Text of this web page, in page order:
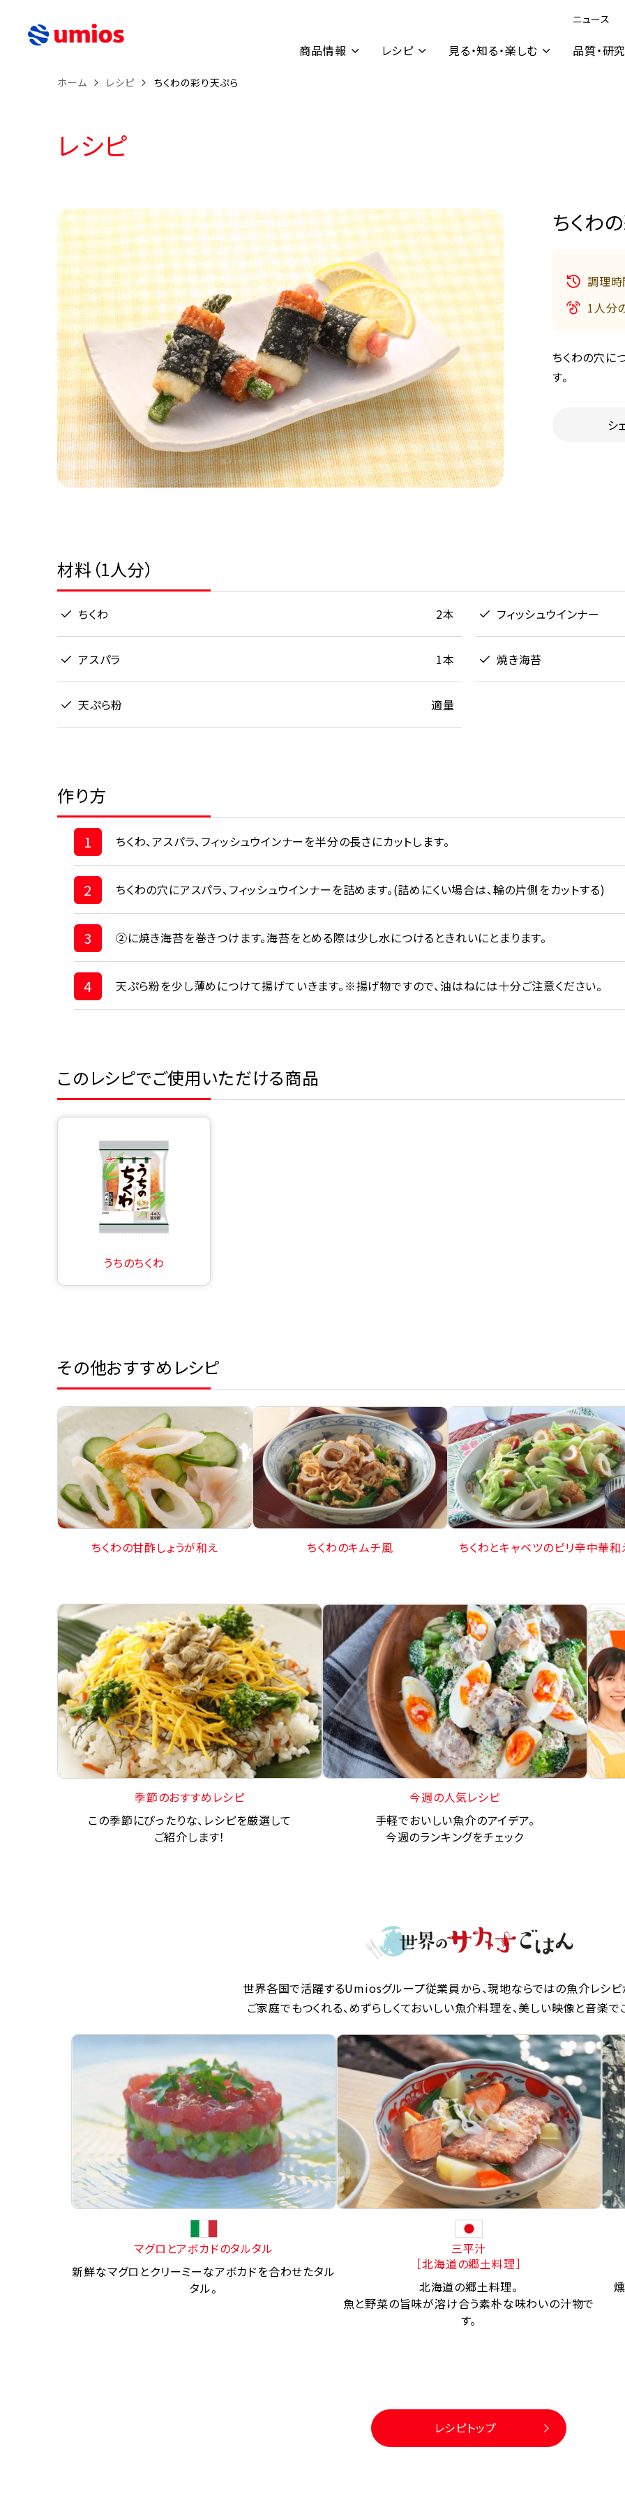
ニュース
商品情報 レシピ 見る・知る・楽しむ 品質・研
ホーム レシピ ちくわの彩り天ぷら
レシピ
ちくわ
調理
1人分
ちくわの穴に
す。
シ
材料（1人分）
ちくわ 2本 フィッシュウインナー
アスパラ 1本 焼き海苔
天ぷら粉 適量
作り方
1 ちくわ、アスパラ、フィッシュウインナーを半分の長さにカットします。
2 ちくわの穴にアスパラ、フィッシュウインナーを詰めます。(詰めにくい場合は、輪の片側をカットする)
3 ②に焼き海苔を巻きつけます。海苔をとめる際は少し水につけるときれいにとまります。
4 天ぷら粉を少し薄めにつけて揚げていきます。※揚げ物ですので、油はねには十分ご注意ください。
このレシピでご使用いただける商品
うちのちくわ
その他おすすめレシピ
ちくわの甘酢しょうが和え ちくわのキムチ風 ちくわとキャベツのピリ辛中華和
季節のおすすめレシピ
この季節にぴったりな、レシピを厳選して
ご紹介します！
今週の人気レシピ
手軽でおいしい魚介のアイデア。
今週のランキングをチェック
世界各国で活躍するUmiosグループ従業員から、現地ならではの魚介レシピ
ご家庭でもつくれる、めずらしくておいしい魚介料理を、美しい映像と音楽で
マグロとアボカドのタルタル
新鮮なマグロとクリーミーなアボカドを合わせたタル
タル。
三平汁
［北海道の郷土料理］
北海道の郷土料理。
魚と野菜の旨味が溶け合う素朴な味わいの汁物で
す。
レシピトップ